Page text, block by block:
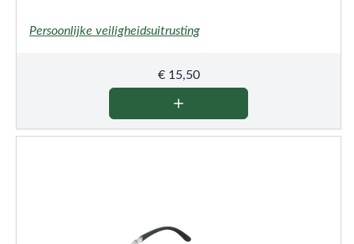
Persoonlijke veiligheidsuitrusting
€15,50